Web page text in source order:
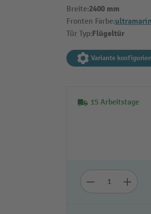
Breite:2400 mm
Fronten Farbe:
Tür Typ:Flügeltür
Variante
15 Arbeitstage